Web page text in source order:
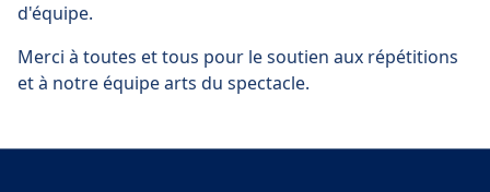
d'équipe.
Merci à toutes et tous pour le soutien aux répétitions
et à notre équipe arts du spectacle.